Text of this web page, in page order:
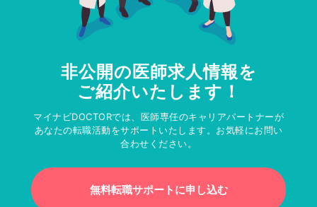
非公開の医師求人情報を
ご紹介いたします！
マイナビDOCTORでは、医師専任のキャリアパートナーが
あなたの転職活動をサポートいたします。お気軽にお問い
合わせください。
無料転職サポートに申し込む